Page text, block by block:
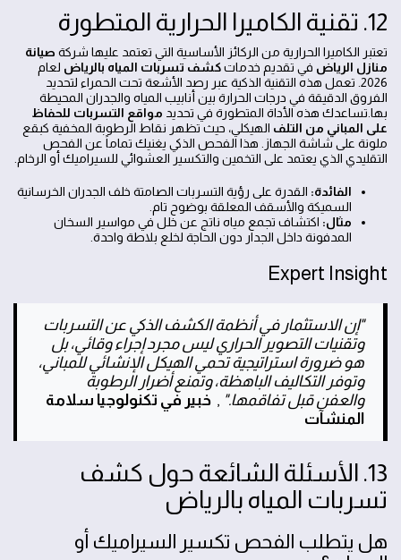
12. تقنية الكاميرا الحرارية المتطورة
تعتبر الكاميرا الحرارية من الركائز الأساسية التي تعتمد عليها شركة صيانة
منازل الرياض في تقديم خدماتكشف تسربات المياه بالرياض لعام
2026. تعمل هذه التقنية الذكية عبر رصد الأشعة تحت الحمراء لتحديد
الفروق الدقيقة في درجات الحرارة بين أنابيب المياه والجدران المحيطة
بها.تساعدك هذه الأداة المتطورة في تحديد مواقع التسربات للحفاظ
على المباني من التلف الهيكلي، حيث تظهر نقاط الرطوبة المخفية كبقع
ملونة على شاشة الجهاز. هذا الفحص الذكي يغنيك تماماً عن الفحص
التقليدي الذي يعتمد على التخمين والتكسير العشوائي للسيراميك أو الرخام.
الفائدة: القدرة على رؤية التسربات الصامتة خلف الجدران الخرسانية
السميكة والأسقف المعلقة بوضوح تام.
مثال: اكتشاف تجمع مياه ناتج عن خلل في مواسير السخان
المدفونة داخل الجدار دون الحاجة لخلع بلاطة واحدة.
Expert Insight
"إن الاستثمار في أنظمة الكشف الذكي عن التسربات
وتقنيات التصوير الحراري ليس مجرد إجراء وقائي، بل
هو ضرورة استراتيجية تحمي الهيكل الإنشائي للمباني،
وتوفر التكاليف الباهظة، وتمنع أضرار الرطوبة
والعفن قبل تفاقمها." , خبير في تكنولوجيا سلامة
المنشآت
13. الأسئلة الشائعة حول كشف
تسربات المياه بالرياض
هل يتطلب الفحص تكسير السيراميك أو